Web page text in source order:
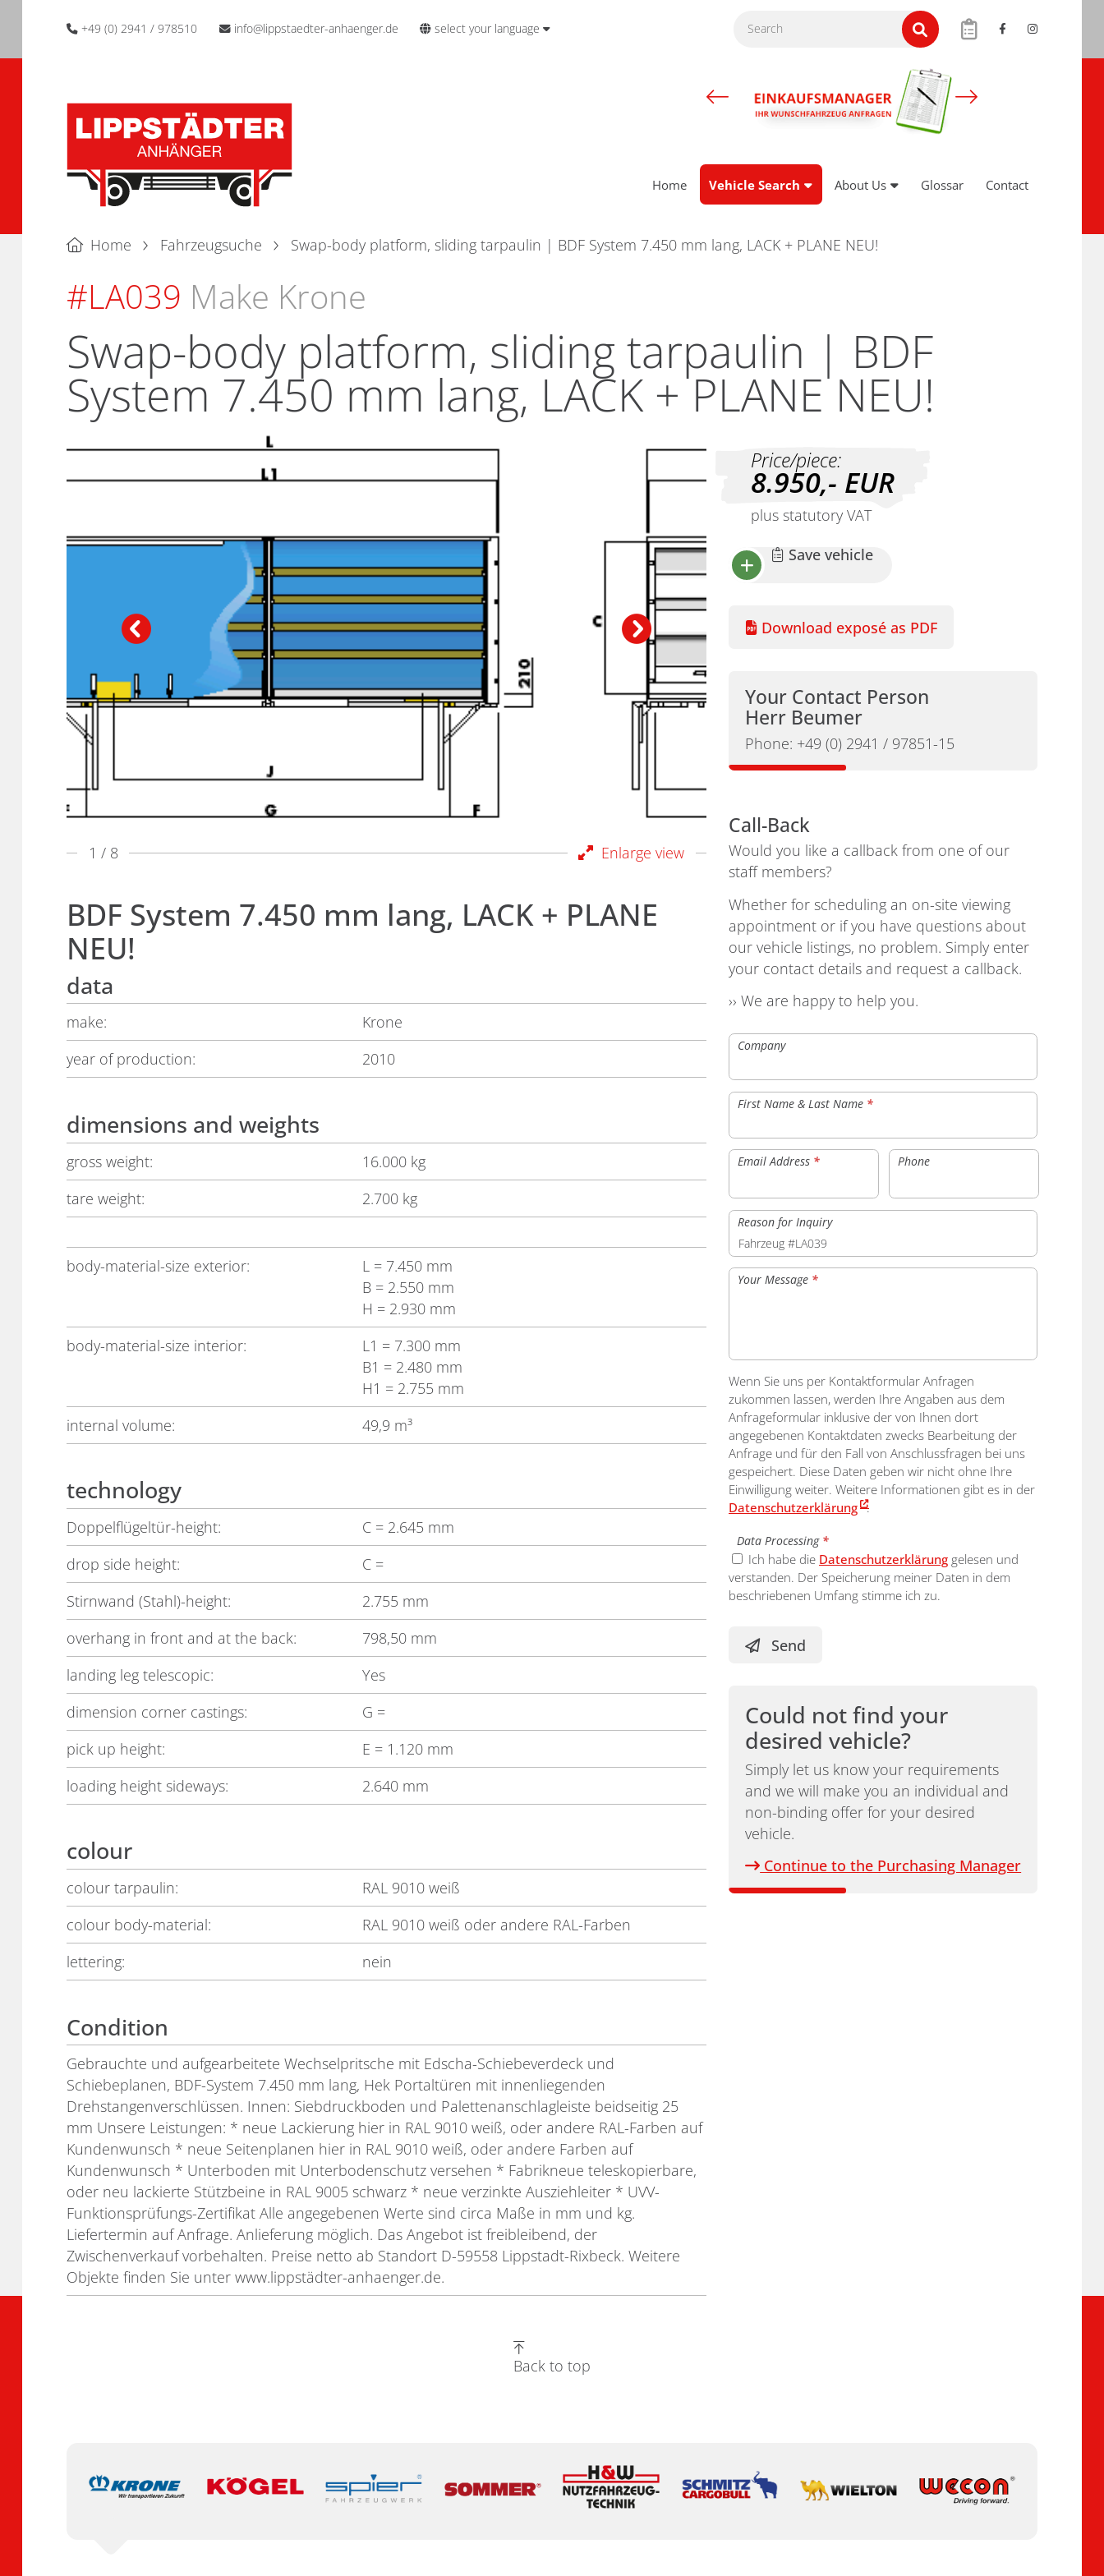
+49 (0) 2941 / 978510 info@lippstaedter-anhaenger.de select your language
Home Vehicle Search About Us Glossar Contact
Home Fahrzeugsuche Swap-body platform, sliding tarpaulin | BDF System 7.450 mm lang, LACK + PLANE NEU!
#LA039 Make Krone
Swap-body platform, sliding tarpaulin | BDF
System 7.450 mm lang, LACK + PLANE NEU!
Enlarge view
1 / 8
BDF System 7.450 mm lang, LACK + PLANE
NEU!
data
make:
Krone
year of production:
2010
dimensions and weights
gross weight:
16.000 kg
tare weight:
2.700 kg
body-material-size exterior: L = 7.450 mm
B = 2.550 mm
H = 2.930 mm
body-material-size interior:
L1 = 7.300 mm
B1 = 2.480 mm
H1 = 2.755 mm
internal volume:
49,9 m³
technology
Doppelflügeltür-height: C = 2.645 mm
drop side height:
C =
Stirnwand (Stahl)-height:
2.755 mm
overhang in front and at the back:
798,50 mm
landing leg telescopic:
Yes
dimension corner castings:
G =
pick up height:
E = 1.120 mm
loading height sideways:
2.640 mm
colour
colour tarpaulin:
RAL 9010 weiß
colour body-material:
RAL 9010 weiß oder andere RAL-Farben
lettering:
nein
Condition
Gebrauchte und aufgearbeitete Wechselpritsche mit Edscha-Schiebeverdeck und
Schiebeplanen, BDF-System 7.450 mm lang, Hek Portaltüren mit innenliegenden
Drehstangenverschlüssen. Innen: Siebdruckboden und Palettenanschlagleiste beidseitig 25
mm Unsere Leistungen: * neue Lackierung hier in RAL 9010 weiß, oder andere RAL-Farben auf
Kundenwunsch * neue Seitenplanen hier in RAL 9010 weiß, oder andere Farben auf
Kundenwunsch * Unterboden mit Unterbodenschutz versehen * Fabrikneue teleskopierbare,
oder neu lackierte Stützbeine in RAL 9005 schwarz * neue verzinkte Ausziehleiter * UVV-
Funktionsprüfungs-Zertifikat Alle angegebenen Werte sind circa Maße in mm und kg.
Liefertermin auf Anfrage. Anlieferung möglich. Das Angebot ist freibleibend, der
Zwischenverkauf vorbehalten. Preise netto ab Standort D-59558 Lippstadt-Rixbeck. Weitere
Objekte finden Sie unter www.lippstädter-anhaenger.de.
Price/piece:
8.950,- EUR
plus statutory VAT
Save vehicle
Download exposé as PDF
Your Contact Person
Herr Beumer
Phone: +49 (0) 2941 / 97851-15
Call-Back
Would you like a callback from one of our
staff members?
Whether for scheduling an on-site viewing
appointment or if you have questions about
our vehicle listings, no problem. Simply enter
your contact details and request a callback.
›› We are happy to help you.
Company
First Name & Last Name *
Email Address * Phone
Reason for Inquiry
Your Message *
Wenn Sie uns per Kontaktformular Anfragen
zukommen lassen, werden Ihre Angaben aus dem
Anfrageformular inklusive der von Ihnen dort
angegebenen Kontaktdaten zwecks Bearbeitung der
Anfrage und für den Fall von Anschlussfragen bei uns
gespeichert. Diese Daten geben wir nicht ohne Ihre
Einwilligung weiter. Weitere Informationen gibt es in der
Datenschutzerklärung .
Data Processing *
Ich habe die Datenschutzerklärung gelesen und
verstanden. Der Speicherung meiner Daten in dem
beschriebenen Umfang stimme ich zu.
Send
Could not find your
desired vehicle?
Simply let us know your requirements
and we will make you an individual and
non-binding offer for your desired
vehicle.
Continue to the Purchasing Manager
Back to top